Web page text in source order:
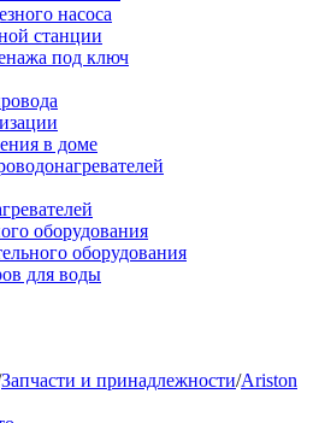
насоса
станции
под ключ
в доме
оборудования
оборудования
для воды
Запчасти и принадлежности/Ariston